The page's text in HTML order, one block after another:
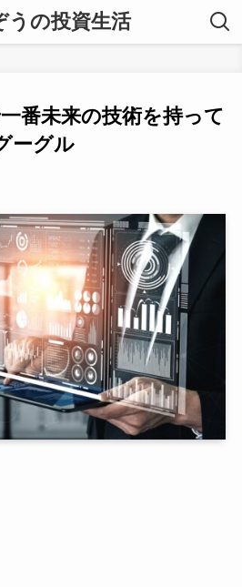
うの投資生活
番未来の技術を持って
ーグル